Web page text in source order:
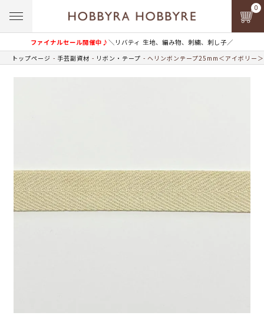
ファイナルセール開催中♪＼リバティ 生地、編み物、刺繍、刺し子／
0
トップページ 手芸副資材 リボン・テープ ヘリンボンテープ25mm＜アイボリー＞